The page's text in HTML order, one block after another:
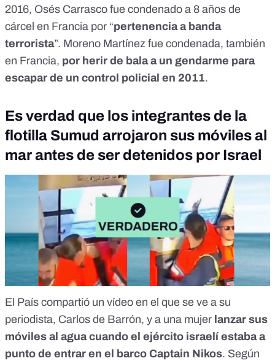
2016, Osés Carrasco fue condenado a 8 años de
cárcel en Francia por “pertenencia a banda
terrorista”. Moreno Martínez fue condenada, también
en Francia, por herir de bala a un gendarme para
escapar de un control policial en 2011.
Es verdad que los integrantes de la
flotilla Sumud arrojaron sus móviles al
mar antes de ser detenidos por Israel
El País compartió un vídeo en el que se ve a su
periodista, Carlos de Barrón, y a una mujer lanzar sus
móviles al agua cuando el ejército israelí estaba a
punto de entrar en el barco Captain Nikos. Según